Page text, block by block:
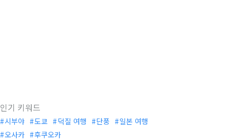
인기 키워드
시부야 도쿄 덕질 여행 단풍
일본 여행
오사카
후쿠오카